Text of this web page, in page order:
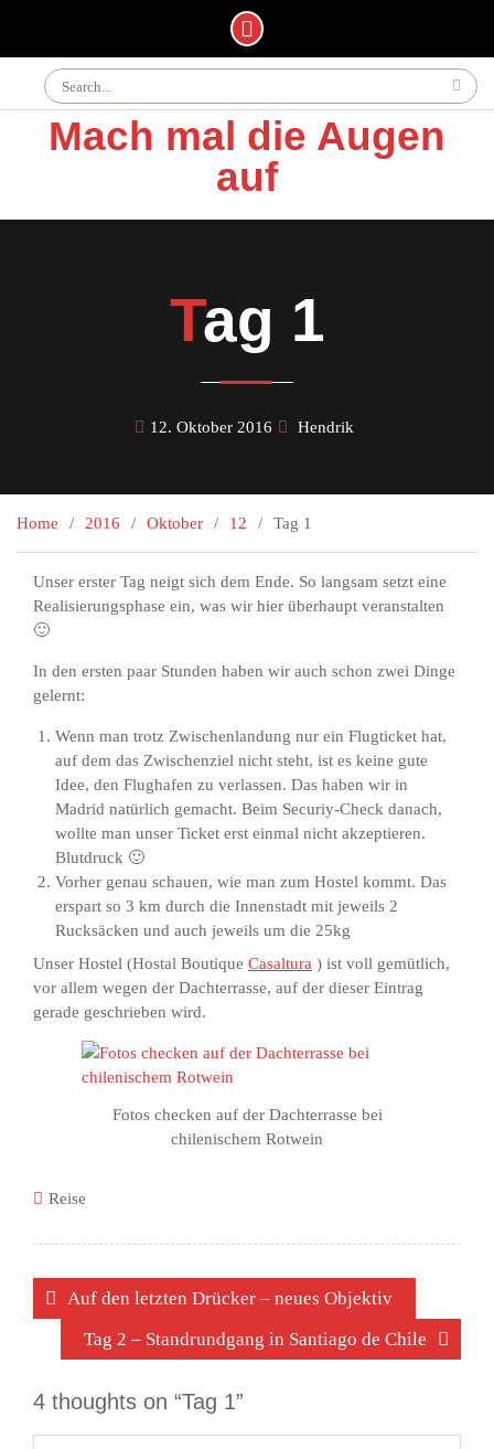
for:
Mach mal die Augen
auf
Tag 1
12. Oktober 2016 Hendrik
Home 2016 Oktober 12 Tag 1
Unser erster Tag neigt sich dem Ende. So langsam setzt eine
Realisierungsphase ein, was wir hier überhaupt veranstalten
🙂
In den ersten paar Stunden haben wir auch schon zwei Dinge
gelernt:
Wenn man trotz Zwischenlandung nur ein Flugticket hat,
auf dem das Zwischenziel nicht steht, ist es keine gute
Idee, den Flughafen zu verlassen. Das haben wir in
Madrid natürlich gemacht. Beim Securiy-Check danach,
wollte man unser Ticket erst einmal nicht akzeptieren.
Blutdruck 🙂
Vorher genau schauen, wie man zum Hostel kommt. Das
erspart so 3 km durch die Innenstadt mit jeweils 2
Rucksäcken und auch jeweils um die 25kg
Unser Hostel (Hostal Boutique Casaltura ) ist voll gemütlich,
vor allem wegen der Dachterrasse, auf der dieser Eintrag
gerade geschrieben wird.
Fotos checken auf der Dachterrasse bei
chilenischem Rotwein
Reise
Beitragsnavigation
Auf den letzten Drücker – neues Objektiv
Tag 2 – Standrundgang in Santiago de Chile
4 thoughts on “Tag 1”